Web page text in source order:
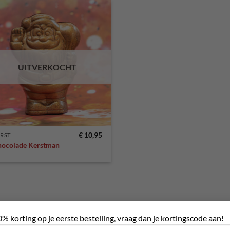
korting op je eerste bestelling, vraag dan je kortingscode aan!
Toevoegen
aan
verlanglijst
UITVERKOCHT
Kerstman
€10,95